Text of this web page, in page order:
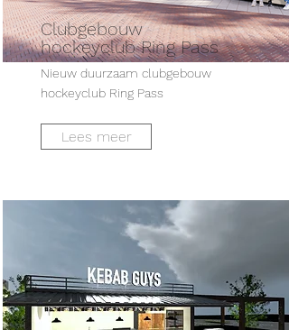
Clubgebouw
hockeyclub Ring Pass
Nieuw duurzaam clubgebouw
hockeyclub Ring Pass
Lees meer